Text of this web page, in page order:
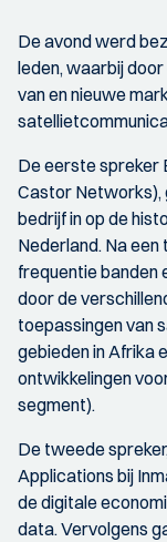
De avond werd
leden, waarbij
van en nieuwe
De eerste spreker
Castor Networks),
bedrijf in op de
Nederland. Na
frequentie banden
door de
toepassingen van
gebieden in Afrika
ontwikkelingen
segment).
De tweede
Applications bij
de digitale
data. Vervolgens